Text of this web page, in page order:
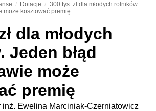
Dotacje
300 tys. zł dla młodych rolników.
może kosztować premię
dla młodych
Jeden błąd
może
premię
inż. Ewelina Marciniak-Czerniatowicz